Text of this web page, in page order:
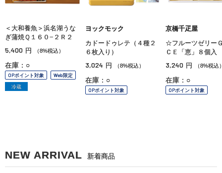
＜大和養魚＞浜名湖うな
ぎ蒲焼Ｑ１６０−２Ｒ２
5,400 円 （8%税込）
在庫：○
OPポイント対象
Web限定
冷蔵
ヨックモック
カドードゥレテ（４種２
６枚入り）
3,024 円 （8%税込）
在庫：○
OPポイント対象
京橋千疋屋
☆フルーツゼリー
ＣＥ「恵」８個入
3,240 円 （8%税込
在庫：○
OPポイント対象
NEW ARRIVAL 新着商品